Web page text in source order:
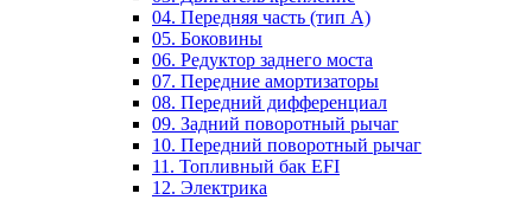
04. Передняя часть (тип А)
05. Боковины
06. Редуктор заднего моста
07. Передние амортизаторы
08. Передний дифференциал
09. Задний поворотный рычаг
10. Передний поворотный рычаг
11. Топливный бак EFI
12. Электрика